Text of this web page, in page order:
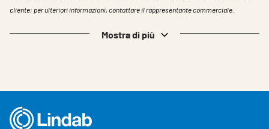
cliente; per ulteriori informazioni, contattare il rappresentante commerciale.
Mostra di più